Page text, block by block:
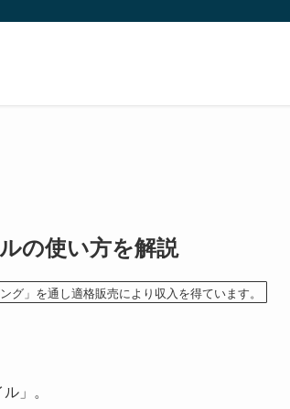
の使い方を解説
」を通し適格販売により収入を得ています。
」。